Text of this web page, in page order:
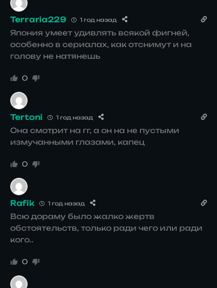
Terraria229 1 год назад
Япония умеет удивлять всякой фигней,
особенно в сериалах, как отснимут и на
голову не натянешь
0
Tertoni 1 год назад
Она смотрит на гг, а он на не пустыми
измучанными глазами, капец
0
Rafik 1 год назад
Всю дораму было жалко жертв
обстоятельств, только ради чего или ради
кого..
0